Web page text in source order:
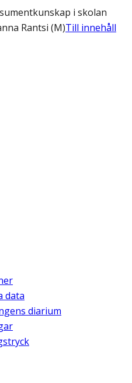
i skolan
Rantsi (M)Till innehåll
data
diarium